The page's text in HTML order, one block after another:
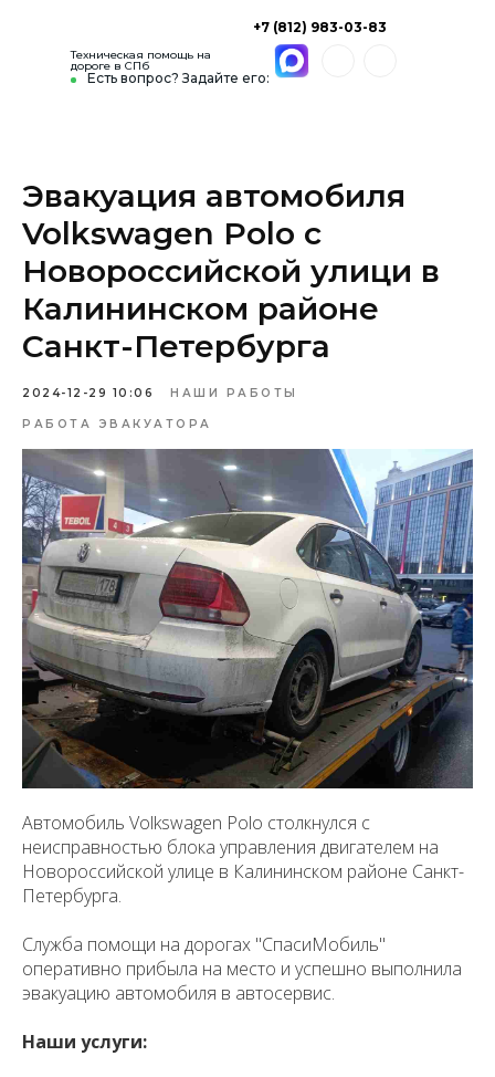
Есть вопрос? Задайте его:
+7 (812) 983-03-83
Техническая помощь на
дороге в СПб
Эвакуация автомобиля
Volkswagen Polo с
Новороссийской улици в
Калининском районе
Санкт-Петербурга
2024-12-29 10:06 НАШИ РАБОТЫ
РАБОТА ЭВАКУАТОРА
Автомобиль Volkswagen Polo столкнулся с
неисправностью блока управления двигателем на
Новороссийской улице в Калининском районе Санкт-
Петербурга.
Служба помощи на дорогах "СпасиМобиль"
оперативно прибыла на место и успешно выполнила
эвакуацию автомобиля в автосервис.
Наши услуги: